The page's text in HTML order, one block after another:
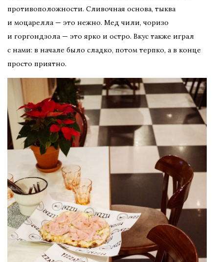
противоположности. Сливочная основа, тыква
и моцарелла — это нежно. Мед чили, чоризо
и горгондзола — это ярко и остро. Вкус также играл
с нами: в начале было сладко, потом терпко, а в конце
просто приятно.